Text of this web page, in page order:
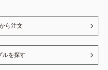
ら注文
ルを探す